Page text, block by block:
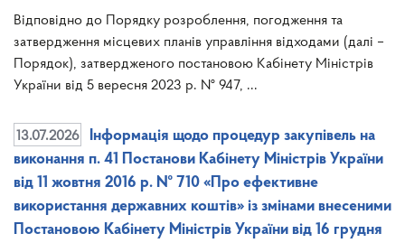
Відповідно до Порядку розроблення, погодження та
затвердження місцевих планів управління відходами (далі –
Порядок), затвердженого постановою Кабінету Міністрів
України від 5 вересня 2023 р. № 947, ...
13.07.2026
Інформація щодо процедур закупівель на
виконання п. 41 Постанови Кабінету Міністрів України
від 11 жовтня 2016 р. № 710 «Про ефективне
використання державних коштів» із змінами внесеними
Постановою Кабінету Міністрів України від 16 грудня